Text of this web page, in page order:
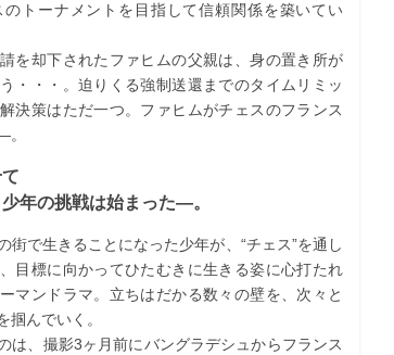
トーナメントを目指して信頼関係を築いてい
を却下されたファヒムの父親は、身の置き所が
・・・。迫りくる強制送還までのタイムリミッ
決策はただ一つ。ファヒムがチェスのフランス
年の挑戦は始まった―。
街で生きることになった少年が、“チェス”を通し
目標に向かってひたむきに生きる姿に心打たれ
マンドラマ。立ちはだかる数々の壁を、次々と
掴んでいく。
は、撮影3ヶ月前にバングラデシュからフランス